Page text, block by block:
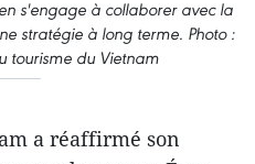
s'engage à collaborer avec la
stratégie à long terme. Photo :
tourisme du Vietnam
a réaffirmé son